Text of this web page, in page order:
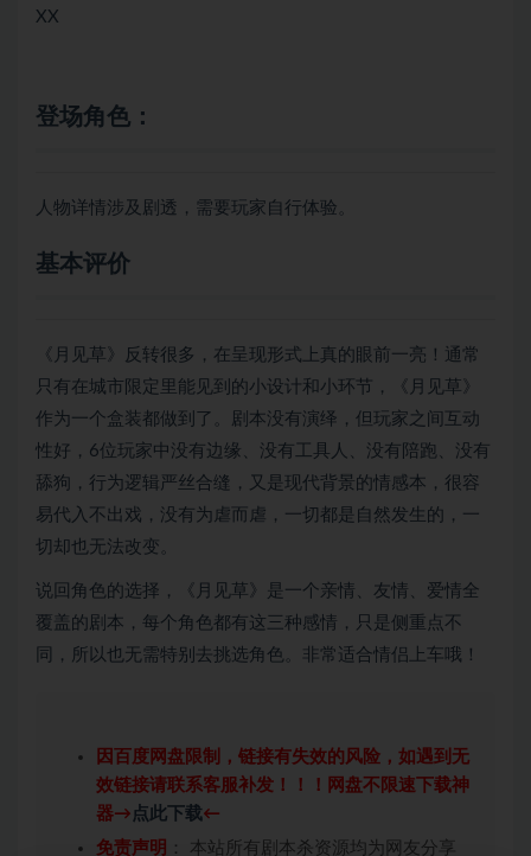
XX
登场角色：
人物详情涉及剧透，需要玩家自行体验。
基本评价
《月见草》反转很多，在呈现形式上真的眼前一亮！通常
只有在城市限定里能见到的小设计和小环节，《月见草》
作为一个盒装都做到了。剧本没有演绎，但玩家之间互动
性好，6位玩家中没有边缘、没有工具人、没有陪跑、没有
舔狗，行为逻辑严丝合缝，又是现代背景的情感本，很容
易代入不出戏，没有为虐而虐，一切都是自然发生的，一
切却也无法改变。
说回角色的选择，《月见草》是一个亲情、友情、爱情全
覆盖的剧本，每个角色都有这三种感情，只是侧重点不
同，所以也无需特别去挑选角色。非常适合情侣上车哦！
因百度网盘限制，链接有失效的风险，如遇到无
效链接请联系客服补发！！！网盘不限速下载神
器→ 点此下载←
免责声明 ： 本站所有剧本杀资源均为网友分享